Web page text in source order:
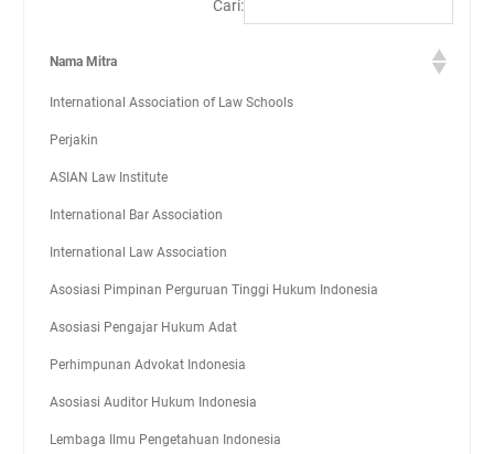
Cari:
Nama Mitra
International Association of Law Schools
Perjakin
ASIAN Law Institute
International Bar Association
International Law Association
Asosiasi Pimpinan Perguruan Tinggi Hukum Indonesia
Asosiasi Pengajar Hukum Adat
Perhimpunan Advokat Indonesia
Asosiasi Auditor Hukum Indonesia
Lembaga Ilmu Pengetahuan Indonesia